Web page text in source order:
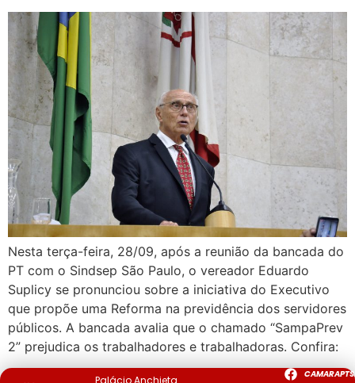
Nesta terça-feira, 28/09, após a reunião da bancada do
PT com o Sindsep São Paulo, o vereador Eduardo
Suplicy se pronunciou sobre a iniciativa do Executivo
que propõe uma Reforma na previdência dos servidores
públicos. A bancada avalia que o chamado “SampaPrev
2” prejudica os trabalhadores e trabalhadoras. Confira:
Palácio Anchieta